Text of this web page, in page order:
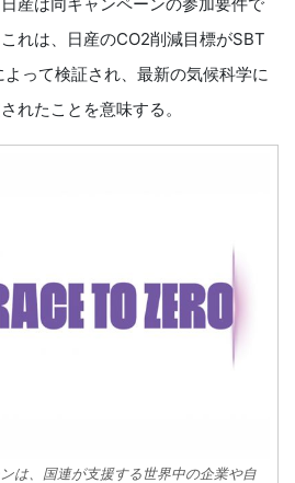
れは、日産のCO2削減目標がSBT
って検証され、最新の気候科学に
れたことを意味する。
は、国連が支援する世界中の企業や自